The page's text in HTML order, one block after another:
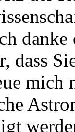
dass
mich